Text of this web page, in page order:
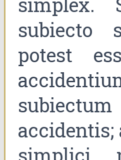
subiecto
potest
accidentis;